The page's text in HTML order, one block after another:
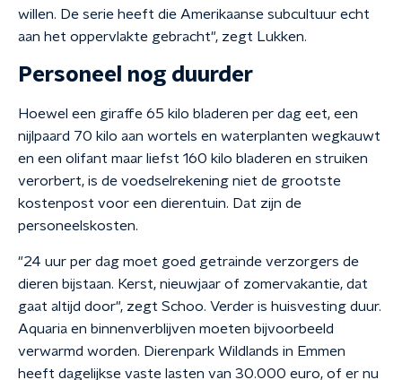
willen. De serie heeft die Amerikaanse subcultuur echt
aan het oppervlakte gebracht", zegt Lukken.
Personeel nog duurder
Hoewel een giraffe 65 kilo bladeren per dag eet, een
nijlpaard 70 kilo aan wortels en waterplanten wegkauwt
en een olifant maar liefst 160 kilo bladeren en struiken
verorbert, is de voedselrekening niet de grootste
kostenpost voor een dierentuin. Dat zijn de
personeelskosten.
"24 uur per dag moet goed getrainde verzorgers de
dieren bijstaan. Kerst, nieuwjaar of zomervakantie, dat
gaat altijd door", zegt Schoo. Verder is huisvesting duur.
Aquaria en binnenverblijven moeten bijvoorbeeld
verwarmd worden. Dierenpark Wildlands in Emmen
heeft dagelijkse vaste lasten van 30.000 euro, of er nu